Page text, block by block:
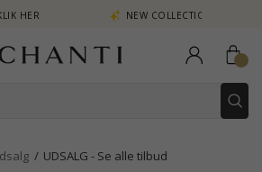
NEW COLLECTION | AURA
UDSALG - Se alle tilbud